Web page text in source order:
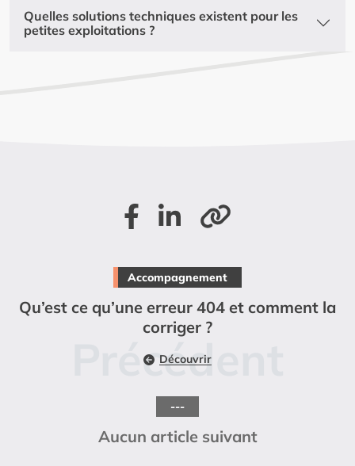
Quelles solutions techniques existent pour les
petites exploitations ?
Partager sur Facebook
Partager sur LinkedIn
Accompagnement
Qu’est ce qu’une erreur 404 et comment la
corriger ?
Découvrir
---
Aucun article suivant